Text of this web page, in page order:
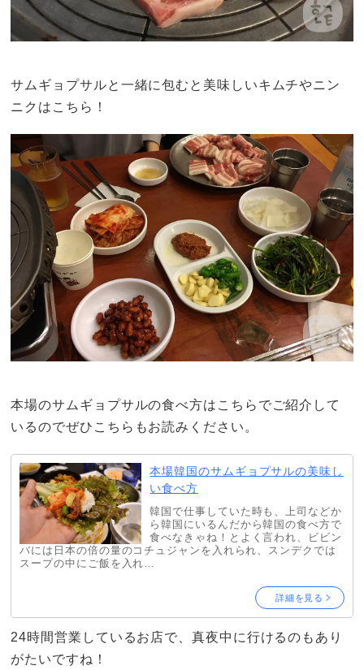
サムギョプサルと一緒に包むと美味しいキムチやニン
ニクはこちら！
本場のサムギョプサルの食べ方はこちらでご紹介して
いるのでぜひこちらもお読みください。
本場韓国のサムギョプサルの美味し
い食べ方
韓国で仕事していた時も、上司などか
ら韓国にいるんだから韓国の食べ方で
食べなきゃね！とよく言われ、ビビン
バには日本の倍の量のコチュジャンを入れられ、スンデクでは
スープの中にご飯を入れ…
詳細を見る
24時間営業しているお店で、真夜中に行けるのもあり
がたいですね！